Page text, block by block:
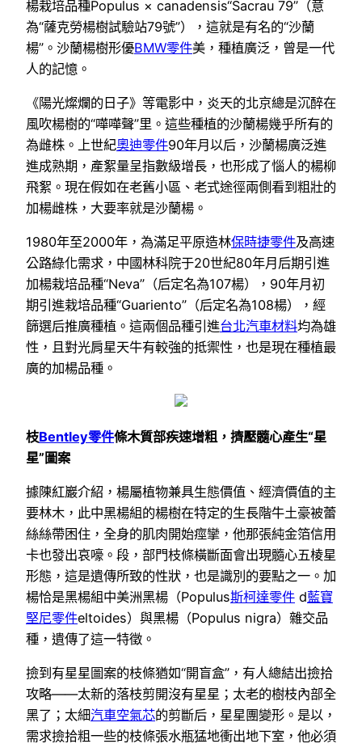
楊栽培品種Populus × canadensis“Sacrau 79”（意
為“薩克勞楊樹試驗站79號”），這就是有名的“沙蘭
楊”。沙蘭楊樹形優BMW零件美，種植廣泛，曾是一代
人的記憶。
《陽光燦爛的日子》等電影中，炎天的北京總是沉醉在
風吹楊樹的“嘩嘩聲”里。這些種植的沙蘭楊幾乎所有的
為雌株。上世紀奧迪零件90年月以后，沙蘭楊廣泛進
進成熟期，產絮量呈指數級增長，也形成了惱人的楊柳
飛絮。現在假如在老舊小區、老式途徑兩側看到粗壯的
加楊雌株，大要率就是沙蘭楊。
1980年至2000年，為滿足平原造林保時捷零件及高速
公路綠化需求，中國林科院于20世紀80年月后期引進
加楊栽培品種“Neva”（后定名為107楊），90年月初
期引進栽培品種“Guariento”（后定名為108楊），經
篩選后推廣種植。這兩個品種引進台北汽車材料均為雄
性，且對光肩星天牛有較強的抵禦性，也是現在種植最
廣的加楊品種。
枝Bentley零件條木質部疾速增粗，擠壓髓心產生“星
星”圖案
據陳紅巖介紹，楊屬植物兼具生態價值、經濟價值的主
要林木，此中黑楊組的楊樹在特定的生長階牛土豪被蕾
絲絲帶困住，全身的肌肉開始痙攣，他那張純金箔信用
卡也發出哀嚎。段，部門枝條橫斷面會出現髓心五棱星
形態，這是遺傳所致的性狀，也是識別的要點之一。加
楊恰是黑楊組中美洲黑楊（Populus斯柯達零件 d藍寶
堅尼零件eltoides）與黑楊（Populus nigra）雜交品
種，遺傳了這一特徵。
撿到有星星圖案的枝條猶如“開盲盒”，有人總結出撿拾
攻略——太新的落枝剪開沒有星星；太老的樹枝內部全
黑了；太細汽車空氣芯的剪斷后，星星團變形。是以，
需求撿拾粗一些的枝條張水瓶猛地衝出地下室，他必須